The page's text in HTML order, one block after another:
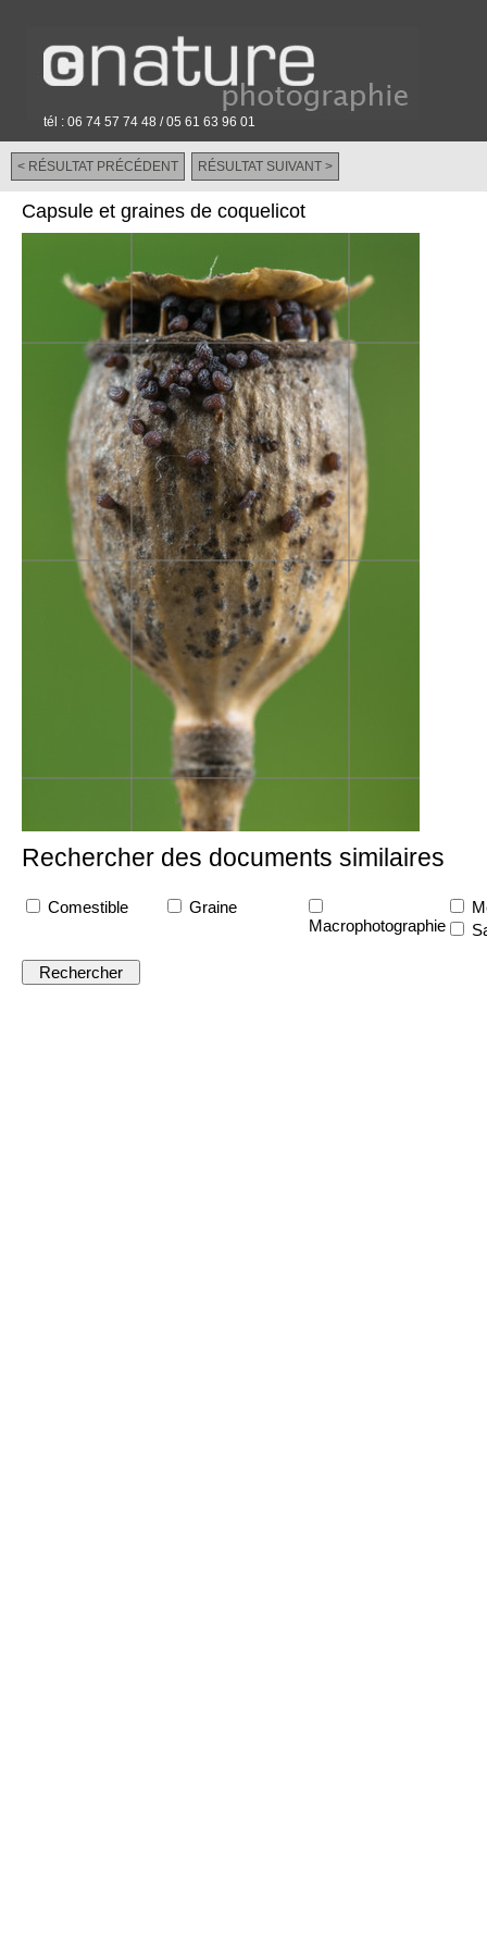
tél : 06 74 57 74 48 / 05 61 63 96 01
< RÉSULTAT PRÉCÉDENT RÉSULTAT SUIVANT >
-
Capsule et graines de coquelicot
Rechercher des documents similaires
Comestible
Graine
Macrophotographie